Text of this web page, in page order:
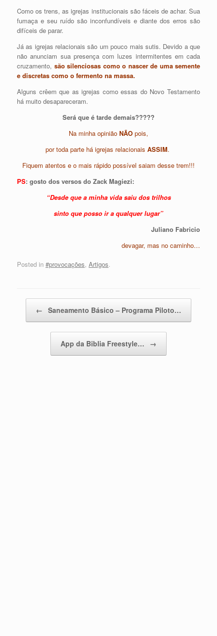
Como os trens, as igrejas institucionais são fáceis de achar. Sua
fumaça e seu ruído são inconfundíveis e diante dos erros são
difíceis de parar.
Já as igrejas relacionais são um pouco mais sutis. Devido a que
não anunciam sua presença com luzes intermitentes em cada
cruzamento, são silenciosas como o nascer de uma semente
e discretas como o fermento na massa.
Alguns crêem que as igrejas como essas do Novo Testamento
há muito desapareceram.
Será que é tarde demais?????
Na minha opinião NÃO pois,
por toda parte há igrejas relacionais ASSIM.
Fiquem atentos e o mais rápido possível saiam desse trem!!!
PS: gosto dos versos do Zack Magiezi:
“Desde que a minha vida saiu dos trilhos
sinto que posso ir a qualquer lugar”
Juliano Fabricio
devagar, mas no caminho…
Posted in #provocações, Artigos.
← Saneamento Básico – Programa Piloto…
App da Biblia Freestyle… →